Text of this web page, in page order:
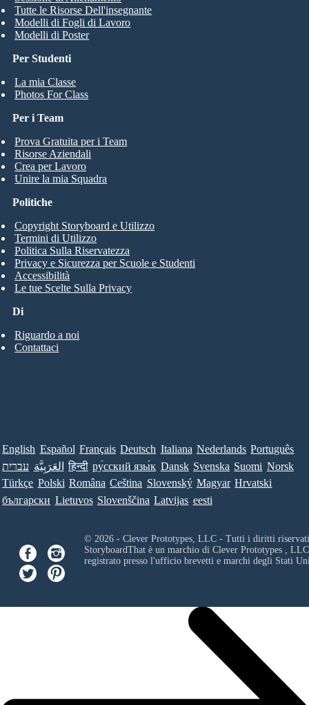
Per Studenti
La mia Classe
Photos For Class
Tutte le Risorse Dell'insegnante
Modelli di Fogli di Lavoro
Modelli di Poster
Per i Team
Prova Gratuita per i Team
Risorse Aziendali
Crea per Lavoro
Unire la mia Squadra
Di
Riguardo a noi
Contattaci
Politiche
Copyright Storyboard e Utilizzo
Termini di Utilizzo
Politica Sulla Riservatezza
Privacy e Sicurezza per Scuole e Studenti
Accessibilità
Le tue Scelte Sulla Privacy
English Español Français Deutsch Italiana Nederlands Português
עברית العَرَبِيَّة हिन्दी ру́сский язы́к Dansk Svenska Suomi Norsk
Türkçe Polski Româna Ceština Slovenský Magyar Hrvatski
български Lietuvos Slovenščina Latvijas eesti
© 2026 - Clever Prototypes, LLC - Tutti i diritti
StoryboardThat è un marchio di Clever Prototypes , LLC
registrato presso l'ufficio brevetti e marchi degli Stati